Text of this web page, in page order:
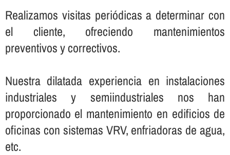
Realizamos visitas periódicas a determinar con
el cliente, ofreciendo mantenimientos
preventivos y correctivos.
Nuestra dilatada experiencia en instalaciones
industriales y semiindustriales nos han
proporcionado el mantenimiento en edificios de
oficinas con sistemas VRV, enfriadoras de agua,
etc.